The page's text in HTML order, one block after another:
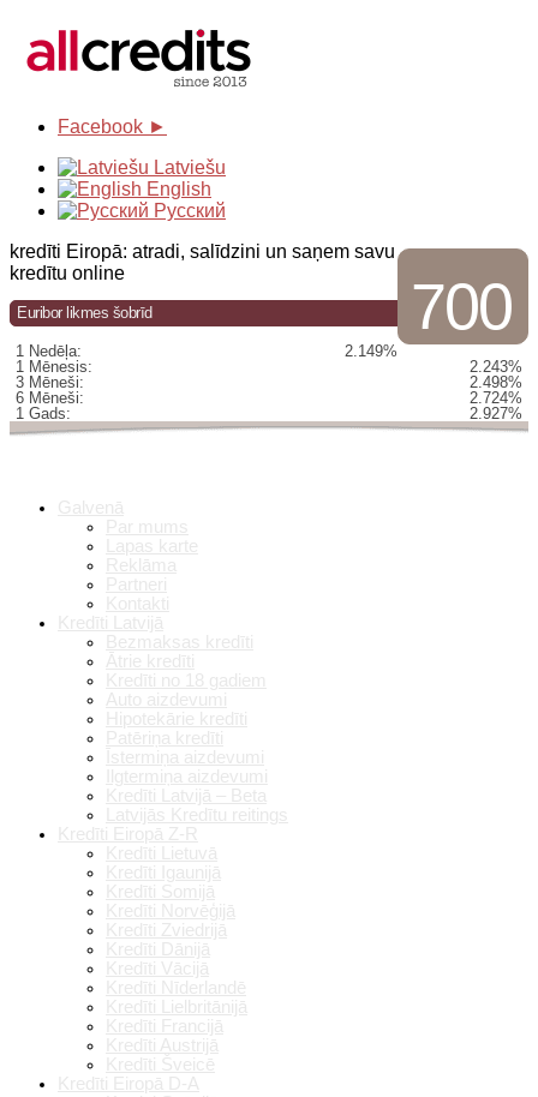
Facebook ►
Latviešu
English
Русский
700
kredīti Eiropā: atradi, salīdzini un saņem savu
kredītu online
Euribor likmes šobrīd
1 Nedēļa:
2.149%
1 Mēnesis:
2.243%
3 Mēneši:
2.498%
6 Mēneši:
2.724%
1 Gads:
2.927%